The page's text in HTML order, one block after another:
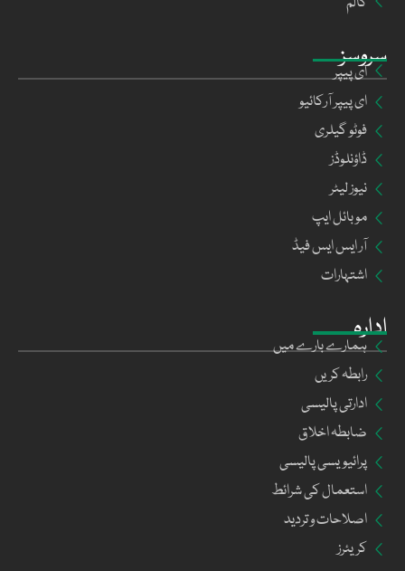
ادارہ
ہمارے بارے میں
رابطہ کریں
ادارتی پالیسی
ضابطہ اخلاق
پرائیویسی پالیسی
استعمال کی شرائط
اصلاحات و تردید
کریئرز
سروسز
ای پیپر
ای پیپر آرکائیو
فوٹو گیلری
ڈاؤنلوڈز
نیوز لیٹر
موبائل ایپ
آر ایس ایس فیڈ
اشتہارات